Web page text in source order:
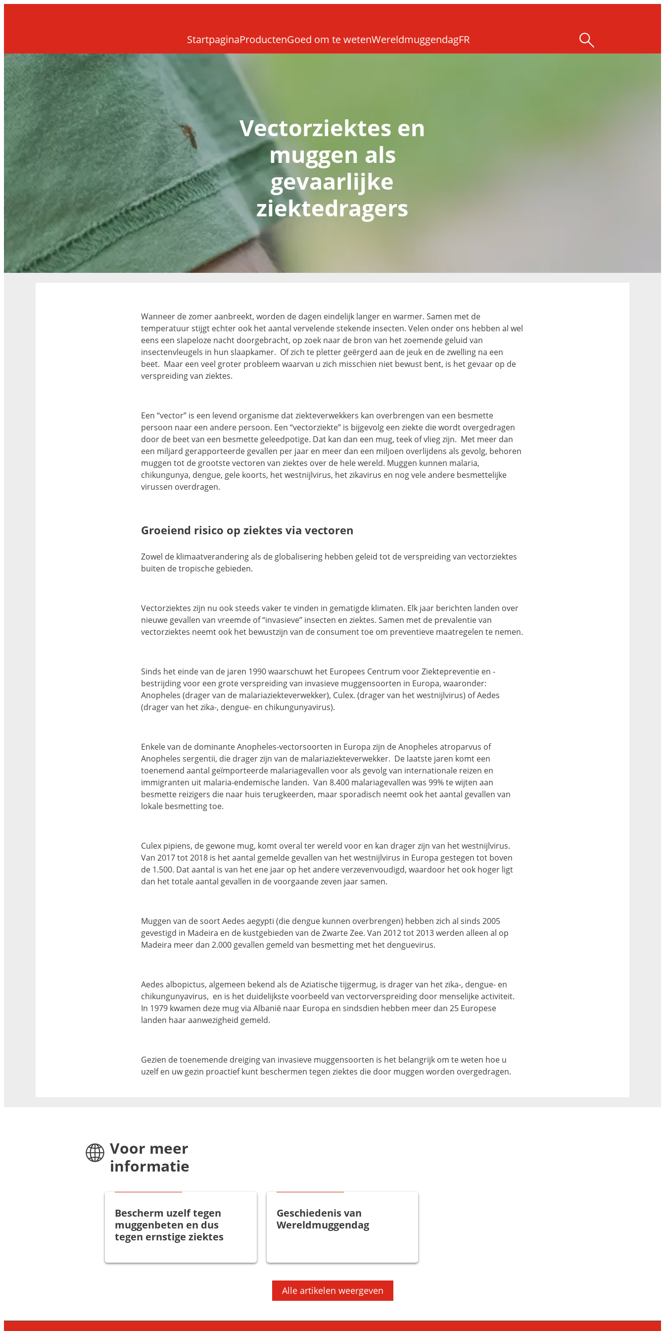
StartpaginaProductenGoed om te wetenWereldmuggendagFR
Vectorziektes en
muggen als
gevaarlijke
ziektedragers
Wanneer de zomer aanbreekt, worden de dagen eindelijk langer en warmer. Samen met de
temperatuur stijgt echter ook het aantal vervelende stekende insecten. Velen onder ons hebben al wel
eens een slapeloze nacht doorgebracht, op zoek naar de bron van het zoemende geluid van
insectenvleugels in hun slaapkamer. Of zich te pletter geërgerd aan de jeuk en de zwelling na een
beet. Maar een veel groter probleem waarvan u zich misschien niet bewust bent, is het gevaar op de
verspreiding van ziektes.
Een “vector” is een levend organisme dat ziekteverwekkers kan overbrengen van een besmette
persoon naar een andere persoon. Een “vectorziekte” is bijgevolg een ziekte die wordt overgedragen
door de beet van een besmette geleedpotige. Dat kan dan een mug, teek of vlieg zijn. Met meer dan
een miljard gerapporteerde gevallen per jaar en meer dan een miljoen overlijdens als gevolg, behoren
muggen tot de grootste vectoren van ziektes over de hele wereld. Muggen kunnen malaria,
chikungunya, dengue, gele koorts, het westnijlvirus, het zikavirus en nog vele andere besmettelijke
virussen overdragen.
Groeiend risico op ziektes via vectoren
Zowel de klimaatverandering als de globalisering hebben geleid tot de verspreiding van vectorziektes
buiten de tropische gebieden.
Vectorziektes zijn nu ook steeds vaker te vinden in gematigde klimaten. Elk jaar berichten landen over
nieuwe gevallen van vreemde of “invasieve” insecten en ziektes. Samen met de prevalentie van
vectorziektes neemt ook het bewustzijn van de consument toe om preventieve maatregelen te nemen.
Sinds het einde van de jaren 1990 waarschuwt het Europees Centrum voor Ziektepreventie en -
bestrijding voor een grote verspreiding van invasieve muggensoorten in Europa, waaronder:
Anopheles (drager van de malariaziekteverwekker), Culex. (drager van het westnijlvirus) of Aedes
(drager van het zika-, dengue- en chikungunyavirus).
Enkele van de dominante Anopheles-vectorsoorten in Europa zijn de Anopheles atroparvus of
Anopheles sergentii, die drager zijn van de malariaziekteverwekker. De laatste jaren komt een
toenemend aantal geïmporteerde malariagevallen voor als gevolg van internationale reizen en
immigranten uit malaria-endemische landen. Van 8.400 malariagevallen was 99% te wijten aan
besmette reizigers die naar huis terugkeerden, maar sporadisch neemt ook het aantal gevallen van
lokale besmetting toe.
Culex pipiens, de gewone mug, komt overal ter wereld voor en kan drager zijn van het westnijlvirus.
Van 2017 tot 2018 is het aantal gemelde gevallen van het westnijlvirus in Europa gestegen tot boven
de 1.500. Dat aantal is van het ene jaar op het andere verzevenvoudigd, waardoor het ook hoger ligt
dan het totale aantal gevallen in de voorgaande zeven jaar samen.
Muggen van de soort Aedes aegypti (die dengue kunnen overbrengen) hebben zich al sinds 2005
gevestigd in Madeira en de kustgebieden van de Zwarte Zee. Van 2012 tot 2013 werden alleen al op
Madeira meer dan 2.000 gevallen gemeld van besmetting met het denguevirus.
Aedes albopictus, algemeen bekend als de Aziatische tijgermug, is drager van het zika-, dengue- en
chikungunyavirus, en is het duidelijkste voorbeeld van vectorverspreiding door menselijke activiteit.
In 1979 kwamen deze mug via Albanië naar Europa en sindsdien hebben meer dan 25 Europese
landen haar aanwezigheid gemeld.
Gezien de toenemende dreiging van invasieve muggensoorten is het belangrijk om te weten hoe u
uzelf en uw gezin proactief kunt beschermen tegen ziektes die door muggen worden overgedragen.
Voor meer
informatie
Bescherm uzelf tegen
muggenbeten en dus
tegen ernstige ziektes
Geschiedenis van
Wereldmuggendag
Alle artikelen weergeven